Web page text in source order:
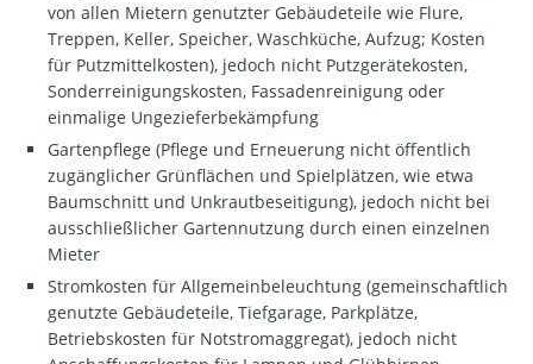
von allen Mietern genutzter Gebäudeteile wie Flure,
Treppen, Keller, Speicher, Waschküche, Aufzug; Kosten
für Putzmittelkosten), jedoch nicht Putzgerätekosten,
Sonderreinigungskosten, Fassadenreinigung oder
einmalige Ungezieferbekämpfung
Gartenpflege (Pflege und Erneuerung nicht öffentlich
zugänglicher Grünflächen und Spielplätzen, wie etwa
Baumschnitt und Unkrautbeseitigung), jedoch nicht bei
ausschließlicher Gartennutzung durch einen einzelnen
Mieter
Stromkosten für Allgemeinbeleuchtung (gemeinschaftlich
genutzte Gebäudeteile, Tiefgarage, Parkplätze,
Betriebskosten für Notstromaggregat), jedoch nicht